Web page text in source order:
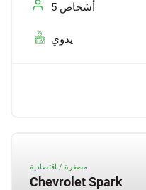
5 أشخاص
يدوي
مصغرة / اقتصادية
Chevrolet Spark